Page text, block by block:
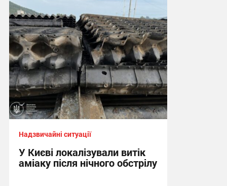
17:21 вчора
Надзвичайні ситуації
У Києві локалізували витік
аміаку після нічного обстрілу